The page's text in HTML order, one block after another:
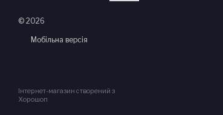
© 2026
Мобільна версія
Інтернет-магазин створений з
Хорошоп